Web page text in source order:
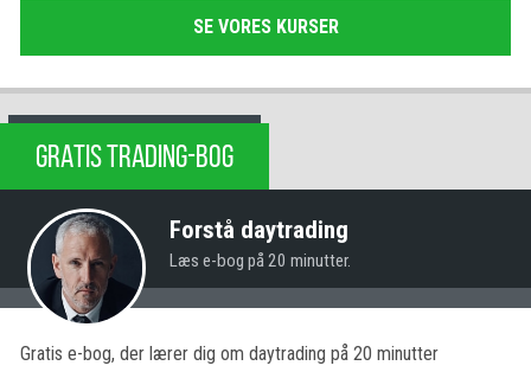
SE VORES KURSER
GRATIS TRADING-BOG
Forstå daytrading
Læs e-bog på 20 minutter.
Gratis e-bog, der lærer dig om daytrading på 20 minutter